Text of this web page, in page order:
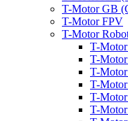
T-Motor GB
T-Motor FPV
T-Motor
T-
T-
T-
T-
T-
T-